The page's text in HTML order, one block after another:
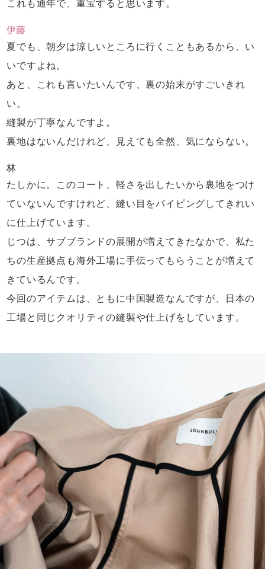
これも通年で、重宝すると思います。
伊藤
夏でも、朝夕は涼しいところに行くこともあるから、い
いですよね。
あと、これも言いたいんです、裏の始末がすごいきれ
い。
縫製が丁寧なんですよ。
裏地はないんだけれど、
見えても全然、気にならない。
林
たしかに。このコート、軽さを出したいから裏地をつけ
ていないんですけれど、縫い目をパイピングしてきれい
に仕上げています。
じつは、サブブランドの展開が増えてきたなかで、 私た
ちの生産拠点も海外工場に手伝ってもらうことが増えて
きているんです。
今回のアイテムは、ともに中国製造なんですが、
日本の
工場と同じクオリティの縫製や仕上げをしています。